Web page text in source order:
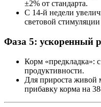
±2% от стандарта.
С 14-й недели
световой
Фаза 5: ускоренный
Корм «предкладка»:
продуктивности.
Для прироста живой
прибавку корма на